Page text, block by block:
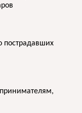
пострадавших